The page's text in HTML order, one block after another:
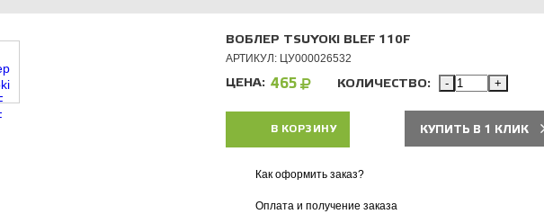
ВОБЛЕР TSUYOKI BLEF 110F
АРТИКУЛ: ЦУ000026532
ЦЕНА: 465 КОЛИЧЕСТВО: - +
В КОРЗИНУ КУПИТЬ В 1 КЛИК
Как оформить заказ?
Оплата и получение заказа